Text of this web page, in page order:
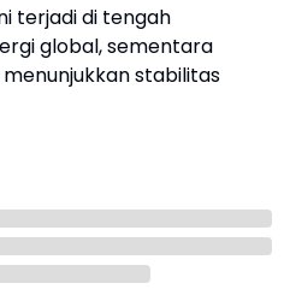
terjadi di tengah
global, sementara
stabilitas